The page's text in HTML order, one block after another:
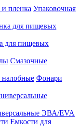
Упаковочная
для пищевых
Смазочные
Фонари
ЭВА/EVA
Емкости для